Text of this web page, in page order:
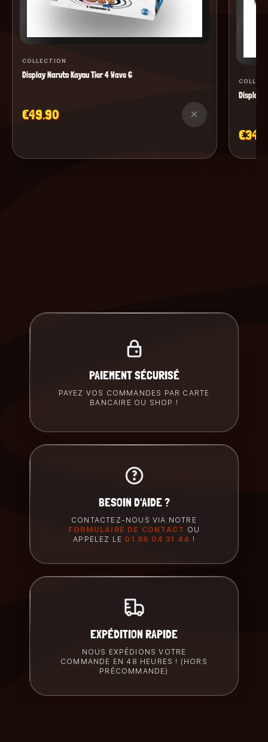
COLLECTION
Display Naruto Kayou Tier 4 Wave 6
€49.90 ×
Display
PAIEMENT SÉCURISÉ
PAYEZ VOS COMMANDES PAR CARTE
BANCAIRE OU SHOP !
BESOIN D'AIDE ?
CONTACTEZ-NOUS VIA NOTRE
FORMULAIRE DE CONTACT OU
APPELEZ LE 01 86 04 31 44 !
EXPÉDITION RAPIDE
NOUS EXPÉDIONS VOTRE
COMMANDE EN 48 HEURES ! (HORS
PRÉCOMMANDE)